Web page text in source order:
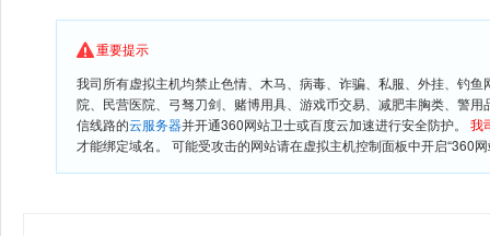
重要提示
我司所有虚拟主机均禁止色情、木马、病毒、诈骗、私服、外挂、钓
院、民营医院、弓驽刀剑、赌博用具、游戏币交易、减肥丰胸类、警
信线路的云服务器并开通360网站卫士或百度云加速进行安全防护。 我
才能绑定域名。 可能受攻击的网站请在虚拟主机控制面板中开启“360